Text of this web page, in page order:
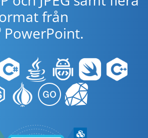
från
PowerPoint.